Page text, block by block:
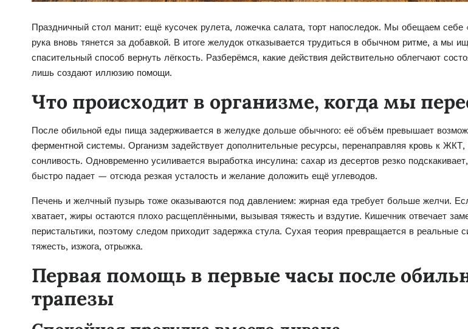
Праздничный стол манит: ещё кусочек рулета, ложечка салата, торт напоследок. Мы обещаем себе
рука вновь тянется за добавкой. В итоге желудок отказывается трудиться в обычном ритме, а мы
спасительный способ вернуть лёгкость. Разберёмся, какие действия действительно облегчают
лишь создают иллюзию помощи.
Что происходит в организме, когда мы
После обильной еды пища задерживается в желудке дольше обычного: её объём превышает
ферментной системы. Организм задействует дополнительные ресурсы, перенаправляя кровь к
сонливость. Одновременно усиливается выработка инсулина: сахар из десертов резко
быстро падает — отсюда резкая усталость и желание доложить ещё углеводов.
Печень и желчный пузырь тоже оказываются под давлением: жирная еда требует больше желчи.
хватает, жиры остаются плохо расщеплёнными, вызывая тяжесть и вздутие. Кишечник отвечает
перистальтики, поэтому следом приходит задержка стула. Сухая теория превращается в реальные
тяжесть, изжога, отрыжка.
Первая помощь в первые часы после
трапезы